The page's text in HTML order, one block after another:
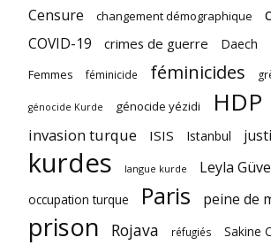
Censure changement démographique
COVID-19 crimes de guerre Daech
Femmes féminicide féminicides
génocide Kurde génocide yézidi HDP
invasion turque ISIS Istanbul
kurdes langue kurde Leyla
occupation turque Paris peine de
prison Rojava réfugiés Sakine